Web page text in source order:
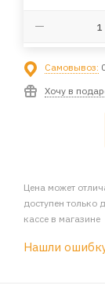
Самовывоз:
Хочу в
Цена может
доступен только
кассе в магазине
Нашли